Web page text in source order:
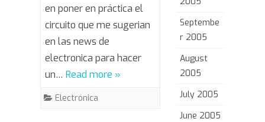
en poner en práctica el
circuito que me sugerian
en las news de
electronica para hacer
un… Read more »
Electrónica
Septembe
r 2005
August
2005
July 2005
June 2005